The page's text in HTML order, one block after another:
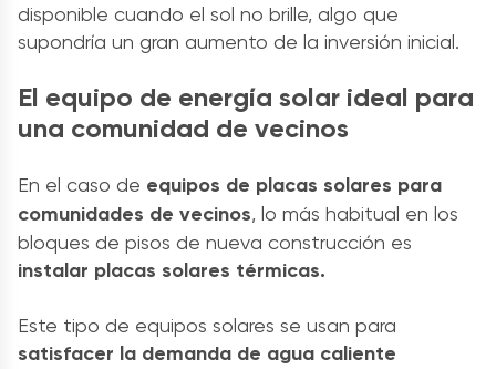
disponible cuando el sol no brille, algo que
supondría un gran aumento de la inversión inicial.
El equipo de energía solar ideal para
una comunidad de vecinos
En el caso de equipos de placas solares para
comunidades de vecinos, lo más habitual en los
bloques de pisos de nueva construcción es
instalar placas solares térmicas.
Este tipo de equipos solares se usan para
satisfacer la demanda de agua caliente